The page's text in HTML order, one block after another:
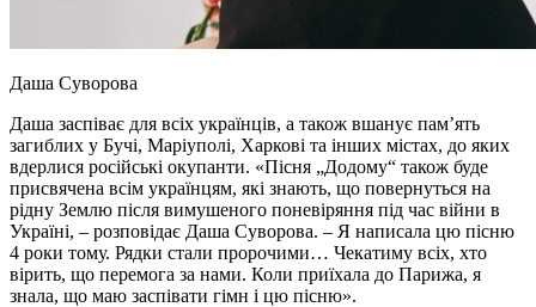
Даша Суворова
Даша заспіває для всіх українців, а також вшанує пам’ять
загиблих у Бучі, Маріуполі, Харкові та інших містах, до яких
вдерлися російські окупанти. «Пісня „Додому“ також буде
присвячена всім українцям, які знають, що повернуться на
рідну Землю після вимушеного поневіряння під час війни в
Україні, – розповідає Даша Суворова. – Я написала цю пісню
4 роки тому. Рядки стали пророчими… Чекатиму всіх, хто
вірить, що перемога за нами. Коли приїхала до Парижа, я
знала, що маю заспівати гімн і цю пісню».